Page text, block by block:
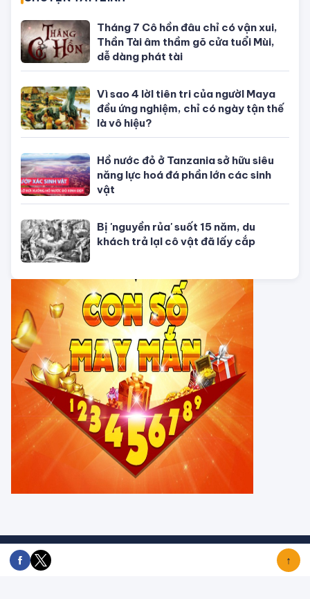
CHUYỆN TÂM LINH
Tháng 7 Cô hồn đâu chỉ có vận xui,
Thần Tài âm thầm gõ cửa tuổi Mùi,
Vì sao 4 lờI tiên tri của ngườI Maya
đều ứng nghiệm, chỉ có ngày tận thế
là vô hiệu?
Hồ nước đỏ ở Tanzania sở hữu siêu
năng lực hoá đá phần lớn các sinh